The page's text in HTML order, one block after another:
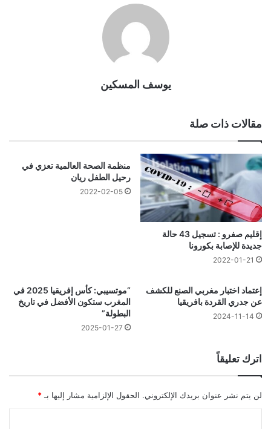
يوسف المسكين
مقالات ذات صلة
إقليم صفرو : تسجيل 43 حالة
جديدة للإصابة بكورونا
2022-01-21
منظمة الصحة العالمية تعزي في
رحيل الطفل ريان
2022-02-05
إعتماد اختبار مغربي الصنع للكشف
عن جدري القردة بافريقيا
2024-11-14
“موتسيبي: كأس إفريقيا 2025 في
المغرب ستكون الأفضل في تاريخ
البطولة”
2025-01-27
اترك تعليقاً
لن يتم نشر عنوان بريدك الإلكتروني. الحقول الإلزامية مشار إليها بـ *